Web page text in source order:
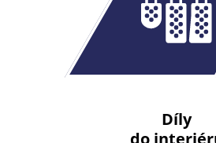
Díly
do